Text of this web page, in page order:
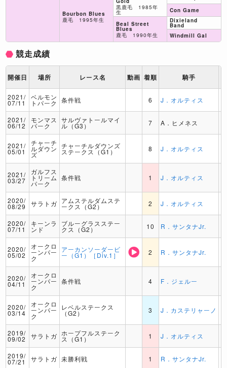
Bourbon Blues
鹿毛 1995年生
黒鹿毛 1985年
生
Beal Street
Blues
鹿毛 1990年生
Con Game
Dixieland
Band
Windmill Gal
競走成績
開催日 場所 レース名 動画 着順 騎手
2021/
07/11
ベルモン
トパーク 条件戦 6 J．オルティス
2021/
06/12
モンマス
パーク
サルヴァトールマイ
ル（G3） 7 A．ヒメネス
2021/
05/01
チャーチ
ルダウン
ズ
チャーチルダウンズ
ステークス（G1） 8 J．オルティス
2021/
03/27
ガルフス
トリーム
パーク
条件戦 1 J．オルティス
2020/
08/29 サラトガ アムステルダムステ
ークス（G2） 2 J．オルティス
2020/
07/11
キーンラ
ンド
ブルーグラスステー
クス（G2） 10 R．サンタナJr.
2020/
05/02
オークロ
ーンパー
ク
アーカンソーダービ
ー（G1）［Div.1］ 2 R．サンタナJr.
2020/
04/11
オークロ
ーンパー
ク
条件戦 4 F．ジェルー
2020/
03/14
オークロ
ーンパー
ク
レベルステークス
（G2） 3 J．カステリャーノ
2019/
09/02 サラトガ ホープフルステーク
ス（G1） 1 J．オルティス
2019/
07/21 サラトガ 未勝利戦 1 R．サンタナJr.